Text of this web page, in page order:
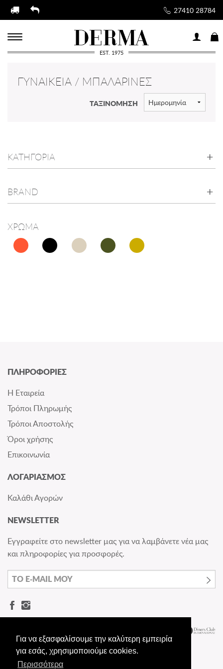
Για να εξασφαλίσουμε την καλύτερη εμπειρία
για εσάς, χρησιμοποιούμε cookies.
Περισσότερα
27410 28784
EST. 1975
ΓΥΝΑΙΚΕΊΑ / ΜΠΑΛΑΡΊΝΕΣ
ΤΑΞΙΝΟΜΗΣΗ
ΚΑΤΗΓΟΡΙΑ
BRAND
ΧΡΩΜΑ
ΠΛΗΡΟΦΟΡΙΕΣ
Η Εταιρεία
Τρόποι Πληρωμής
Τρόποι Αποστολής
Όροι χρήσης
Επικοινωνία
ΛΟΓΑΡΙΑΣΜΟΣ
Καλάθι Αγορών
NEWSLETTER
Εγγραφείτε στο newsletter μας για να λαμβάνετε νέα μας
και πληροφορίες για προσφορές.